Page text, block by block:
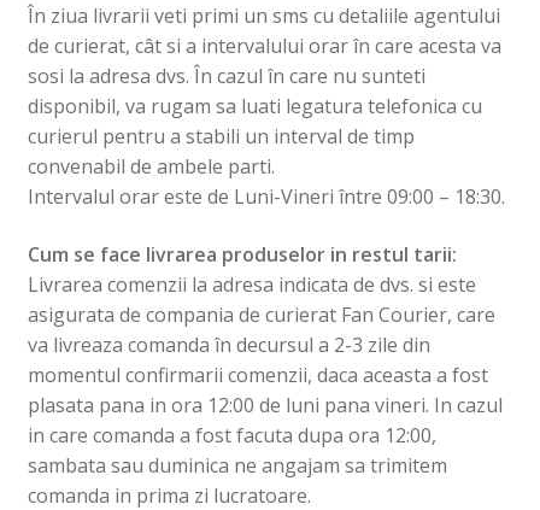
Statii Intoxicare
copil
Blog
Contact
În ziua livrarii veti primi un sms cu detaliile agentului
de curierat, cât si a intervalului orar în care acesta va
sosi la adresa dvs. În cazul în care nu sunteti
disponibil, va rugam sa luati legatura telefonica cu
curierul pentru a stabili un interval de timp
convenabil de ambele parti.
Intervalul orar este de Luni-Vineri între 09:00 – 18:30.
Cum se face livrarea produselor in restul tarii:
Livrarea comenzii la adresa indicata de dvs. si este
asigurata de compania de curierat Fan Courier, care
va livreaza comanda în decursul a 2-3 zile din
momentul confirmarii comenzii, daca aceasta a fost
plasata pana in ora 12:00 de luni pana vineri. In cazul
in care comanda a fost facuta dupa ora 12:00,
sambata sau duminica ne angajam sa trimitem
comanda in prima zi lucratoare.